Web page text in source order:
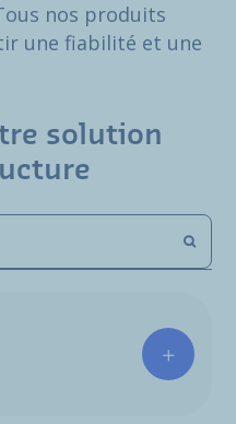
nos produits
une fiabilité et une
solution